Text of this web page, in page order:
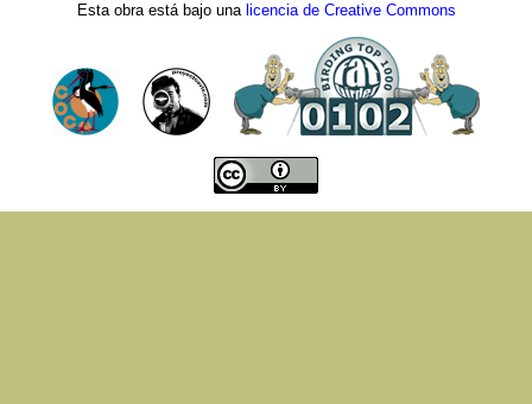
Esta obra está bajo una licencia de Creative Commons